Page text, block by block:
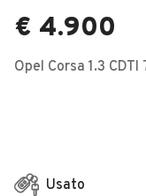
€ 4.900
Opel Corsa 1.3
Usato